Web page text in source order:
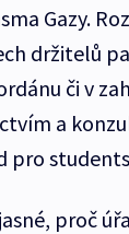
Gazy.
držitelů
či v
a
pro
proč